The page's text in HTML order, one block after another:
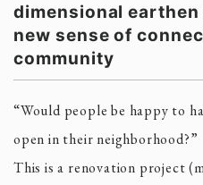
dimensional
new sense of
community
“Would people be happy to
open in their neighborhood?”
This is a renovation project